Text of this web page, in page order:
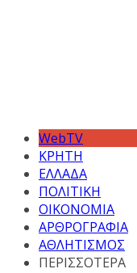
WebTV
ΚΡΗΤΗ
ΕΛΛΑΔΑ
ΠΟΛΙΤΙΚΗ
ΟΙΚΟΝΟΜΙΑ
ΑΡΘΡΟΓΡΑΦΙΑ
ΑΘΛΗΤΙΣΜΟΣ
ΠΕΡΙΣΣΟΤΕΡΑ